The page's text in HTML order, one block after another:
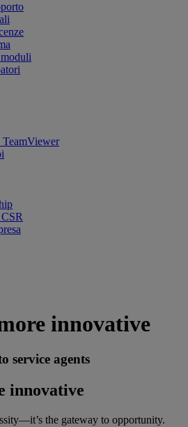
innovative
service agents
innovative
the gateway to opportunity.